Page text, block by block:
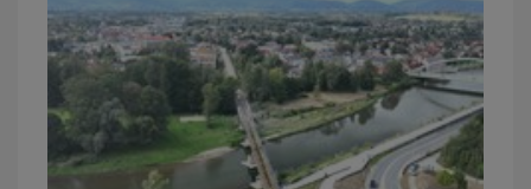
23.07.2026
Wróci ruch pasażerski między Skierniewicami a Czachówkiem - jest